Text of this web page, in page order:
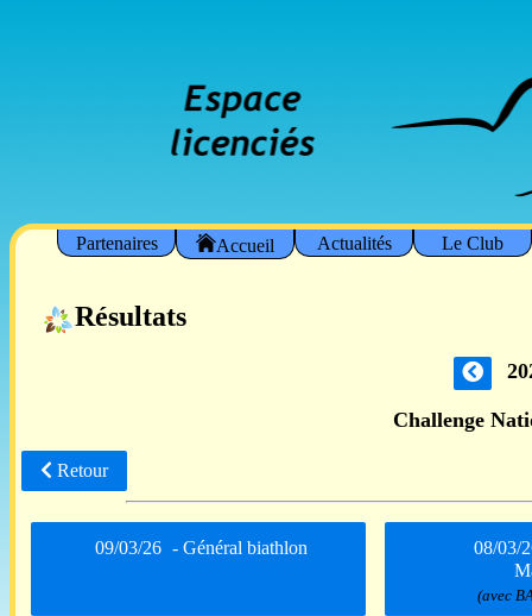
Partenaires Accueil Actualités Le Club
Résultats
Challenge
Retour
09/03/26 - Général biathlon
08/03/
(avec